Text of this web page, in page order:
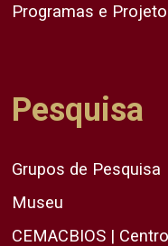
Programas e
Pesquisa
Grupos de Pesquisa
Museu
CEMACBIOS |